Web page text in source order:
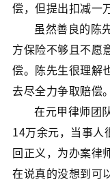
偿，但提出扣减一
虽然善良的陈
方保险不够且不愿
偿。陈先生很理解
去尽全力争取赔偿。
在元甲律师团
14万余元，当事人
回正义，为办案律
在说真的没想到可